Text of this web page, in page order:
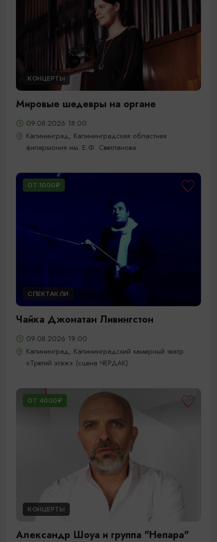
КОНЦЕРТЫ
Мировые шедевры на органе
09.08.2026 18:00
Калининград, Калининградская областная
филармония им. Е.Ф. Светланова
ОТ 1000₽
СПЕКТАКЛИ
Чайка Джонатан Ливингстон
09.08.2026 19:00
Калининград, Калининградский камерный театр
«Третий этаж» (сцена ЧЕРДАК)
ОТ 4000₽
КОНЦЕРТЫ
Александр Шоуа и группа "Непара"